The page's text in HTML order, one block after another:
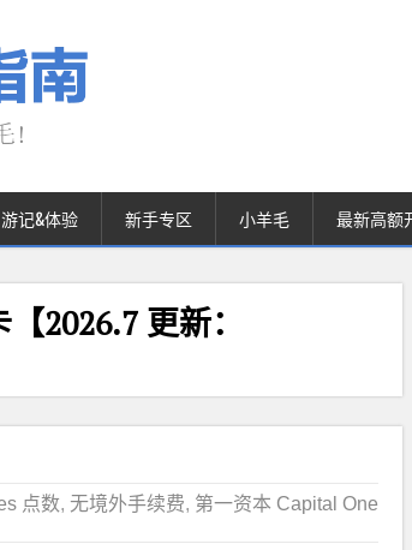
游记&体验 新手专区 小羊毛 最新高额
2026.7 更新：
点数, 无境外手续费, 第一资本 Capital One